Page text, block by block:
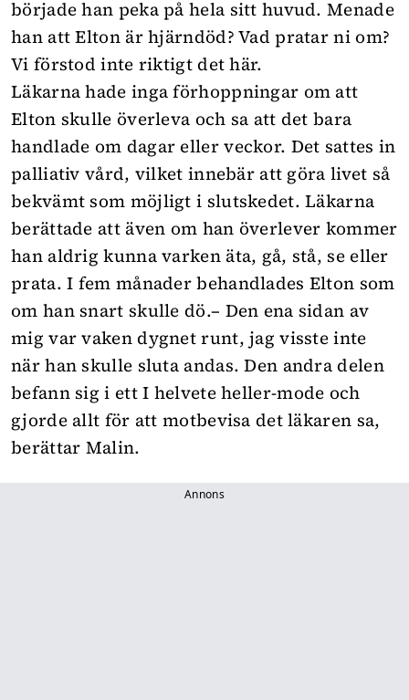
började han peka på hela sitt huvud. Menade
han att Elton är hjärndöd? Vad pratar ni om?
Vi förstod inte riktigt det här.
Läkarna hade inga förhoppningar om att
Elton skulle överleva och sa att det bara
handlade om dagar eller veckor. Det sattes in
palliativ vård, vilket innebär att göra livet så
bekvämt som möjligt i slutskedet. Läkarna
berättade att även om han överlever kommer
han aldrig kunna varken äta, gå, stå, se eller
prata. I fem månader behandlades Elton som
om han snart skulle dö.– Den ena sidan av
mig var vaken dygnet runt, jag visste inte
när han skulle sluta andas. Den andra delen
befann sig i ett I helvete heller-mode och
gjorde allt för att motbevisa det läkaren sa,
berättar Malin.
Annons